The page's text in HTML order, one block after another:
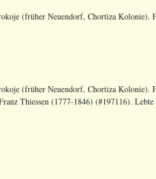
(früher Neuendorf, Chortiza Kolonie).
(früher Neuendorf, Chortiza Kolonie).
Thiessen (1777-1846) (#197116).